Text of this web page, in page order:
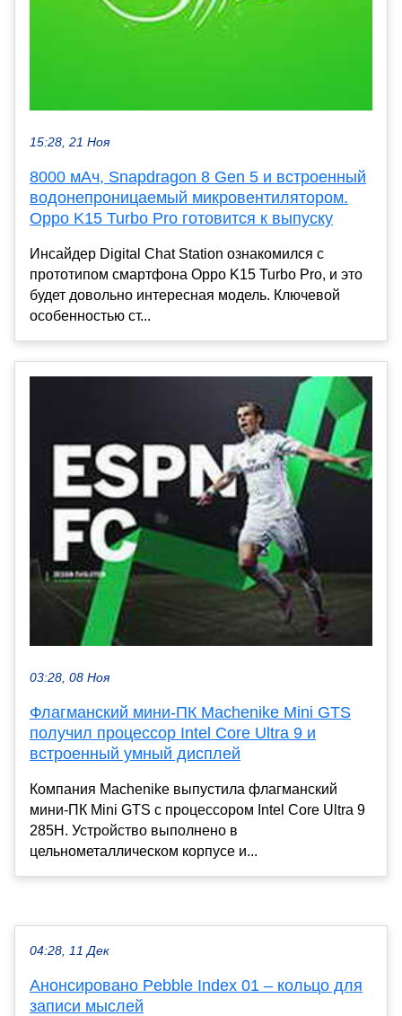
15:28, 21 Ноя
8000 мАч, Snapdragon 8 Gen 5 и встроенный
водонепроницаемый микровентилятором.
Oppo K15 Turbo Pro готовится к выпуску
Инсайдер Digital Chat Station ознакомился с
прототипом смартфона Oppo K15 Turbo Pro, и это
будет довольно интересная модель. Ключевой
особенностью ст...
03:28, 08 Ноя
Флагманский мини-ПК Machenike Mini GTS
получил процессор Intel Core Ultra 9 и
встроенный умный дисплей
Компания Machenike выпустила флагманский
мини-ПК Mini GTS с процессором Intel Core Ultra 9
285H. Устройство выполнено в
цельнометаллическом корпусе и...
04:28, 11 Дек
Анонсировано Pebble Index 01 – кольцо для
записи мыслей